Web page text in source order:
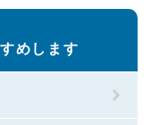
めします